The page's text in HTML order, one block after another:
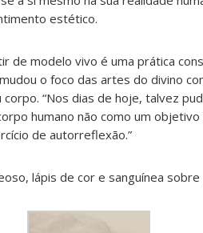
estético.
de modelo vivo é uma prática
o foco das artes do divino
“Nos dias de hoje, talvez
humano não como um
de autorreflexão.”
lápis de cor e sanguínea